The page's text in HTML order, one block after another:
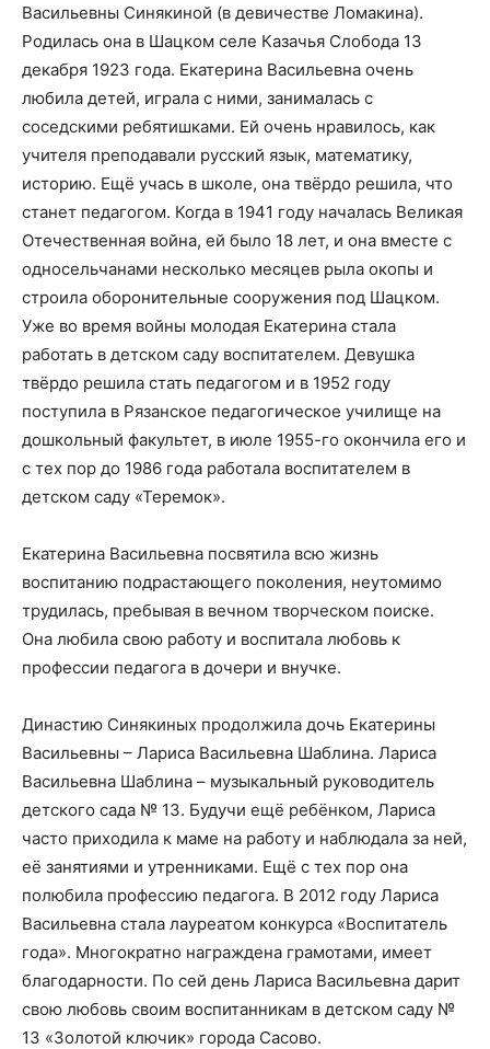
Васильевны Синякиной (в девичестве Ломакина).
Родилась она в Шацком селе Казачья Слобода 13
декабря 1923 года. Екатерина Васильевна очень
любила детей, играла с ними, занималась с
соседскими ребятишками. Ей очень нравилось, как
учителя преподавали русский язык, математику,
историю. Ещё учась в школе, она твёрдо решила, что
станет педагогом. Когда в 1941 году началась Великая
Отечественная война, ей было 18 лет, и она вместе с
односельчанами несколько месяцев рыла окопы и
строила оборонительные сооружения под Шацком.
Уже во время войны молодая Екатерина стала
работать в детском саду воспитателем. Девушка
твёрдо решила стать педагогом и в 1952 году
поступила в Рязанское педагогическое училище на
дошкольный факультет, в июле 1955-го окончила его и
с тех пор до 1986 года работала воспитателем в
детском саду «Теремок».
Екатерина Васильевна посвятила всю жизнь
воспитанию подрастающего поколения, неутомимо
трудилась, пребывая в вечном творческом поиске.
Она любила свою работу и воспитала любовь к
профессии педагога в дочери и внучке.
Династию Синякиных продолжила дочь Екатерины
Васильевны – Лариса Васильевна Шаблина. Лариса
Васильевна Шаблина – музыкальный руководитель
детского сада № 13. Будучи ещё ребёнком, Лариса
часто приходила к маме на работу и наблюдала за ней,
её занятиями и утренниками. Ещё с тех пор она
полюбила профессию педагога. В 2012 году Лариса
Васильевна стала лауреатом конкурса «Воспитатель
года». Многократно награждена грамотами, имеет
благодарности. По сей день Лариса Васильевна дарит
свою любовь своим воспитанникам в детском саду №
13 «Золотой ключик» города Сасово.